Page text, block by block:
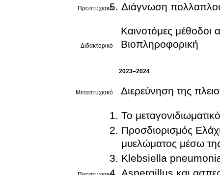
Προπτυχιακό
Διάγνωση
Διδακτορικό
Καινοτόμες
Βιοπληροφορική
2023–2024
Μεταπτυχιακό Διερεύνηση της
Το
Προσδιορισμός
μυελώματος μέσω
Klebsiella
Aspergillus και